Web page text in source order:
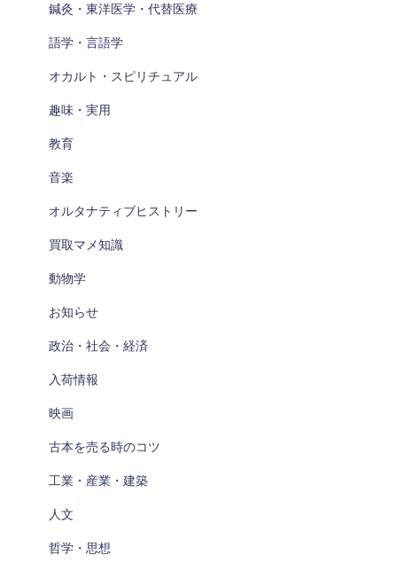
鍼灸・東洋医学・代替医療
語学・言語学
オカルト・スピリチュアル
趣味・実用
教育
音楽
オルタナティブヒストリー
買取マメ知識
動物学
お知らせ
政治・社会・経済
入荷情報
映画
古本を売る時のコツ
工業・産業・建築
人文
哲学・思想